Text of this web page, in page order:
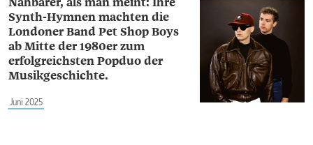
Synth-Hymnen machten die
Londoner Band Pet Shop Boys
ab Mitte der 1980er zum
erfolgreichsten Popduo der
Musikgeschichte.
Juni 2025